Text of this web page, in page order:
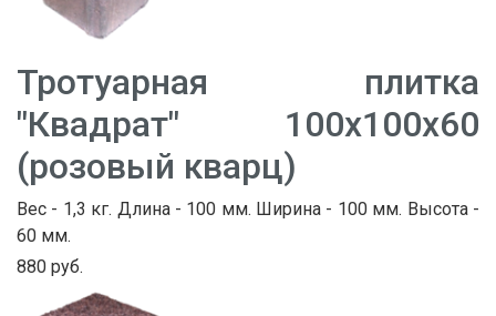
Тротуарная плитка
"Квадрат" 100х100х60
(розовый кварц)
Вес - 1,3 кг. Длина - 100 мм. Ширина - 100 мм. Высота -
60 мм.
880 руб.